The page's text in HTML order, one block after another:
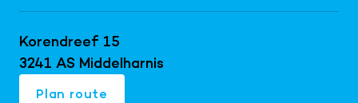
Keukeninspiratie blog
Keukenshowroom
Keukenrenovatie
Maatwerk interieur
next125 keukens
Mereno keukens
Korendreef 15
3241 AS Middelharnis
Plan route